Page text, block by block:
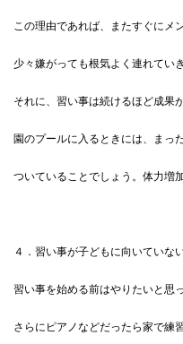
この理由であれば、またすぐにメ
少々嫌がっても根気よく連れてい
それに、習い事は続けるほど成果
園のプールに入るときには、まっ
ついていることでしょう。体力増
４．習い事が子どもに向いていな
習い事を始める前はやりたいと思
さらにピアノなどだったら家で練